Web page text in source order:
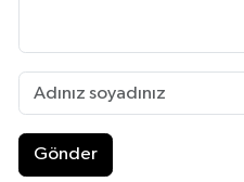
Gönder